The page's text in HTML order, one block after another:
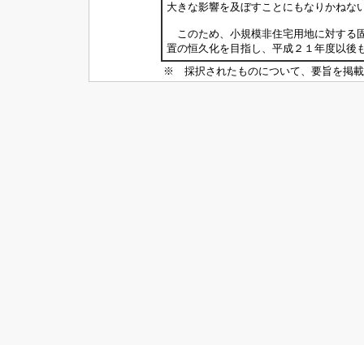
大きな影響を及ぼすことにもなりかねな
このため、小規模非住宅用地に対する
置の恒久化を目指し、平成２１年度以後
※ 採択されたものについて、要旨を掲